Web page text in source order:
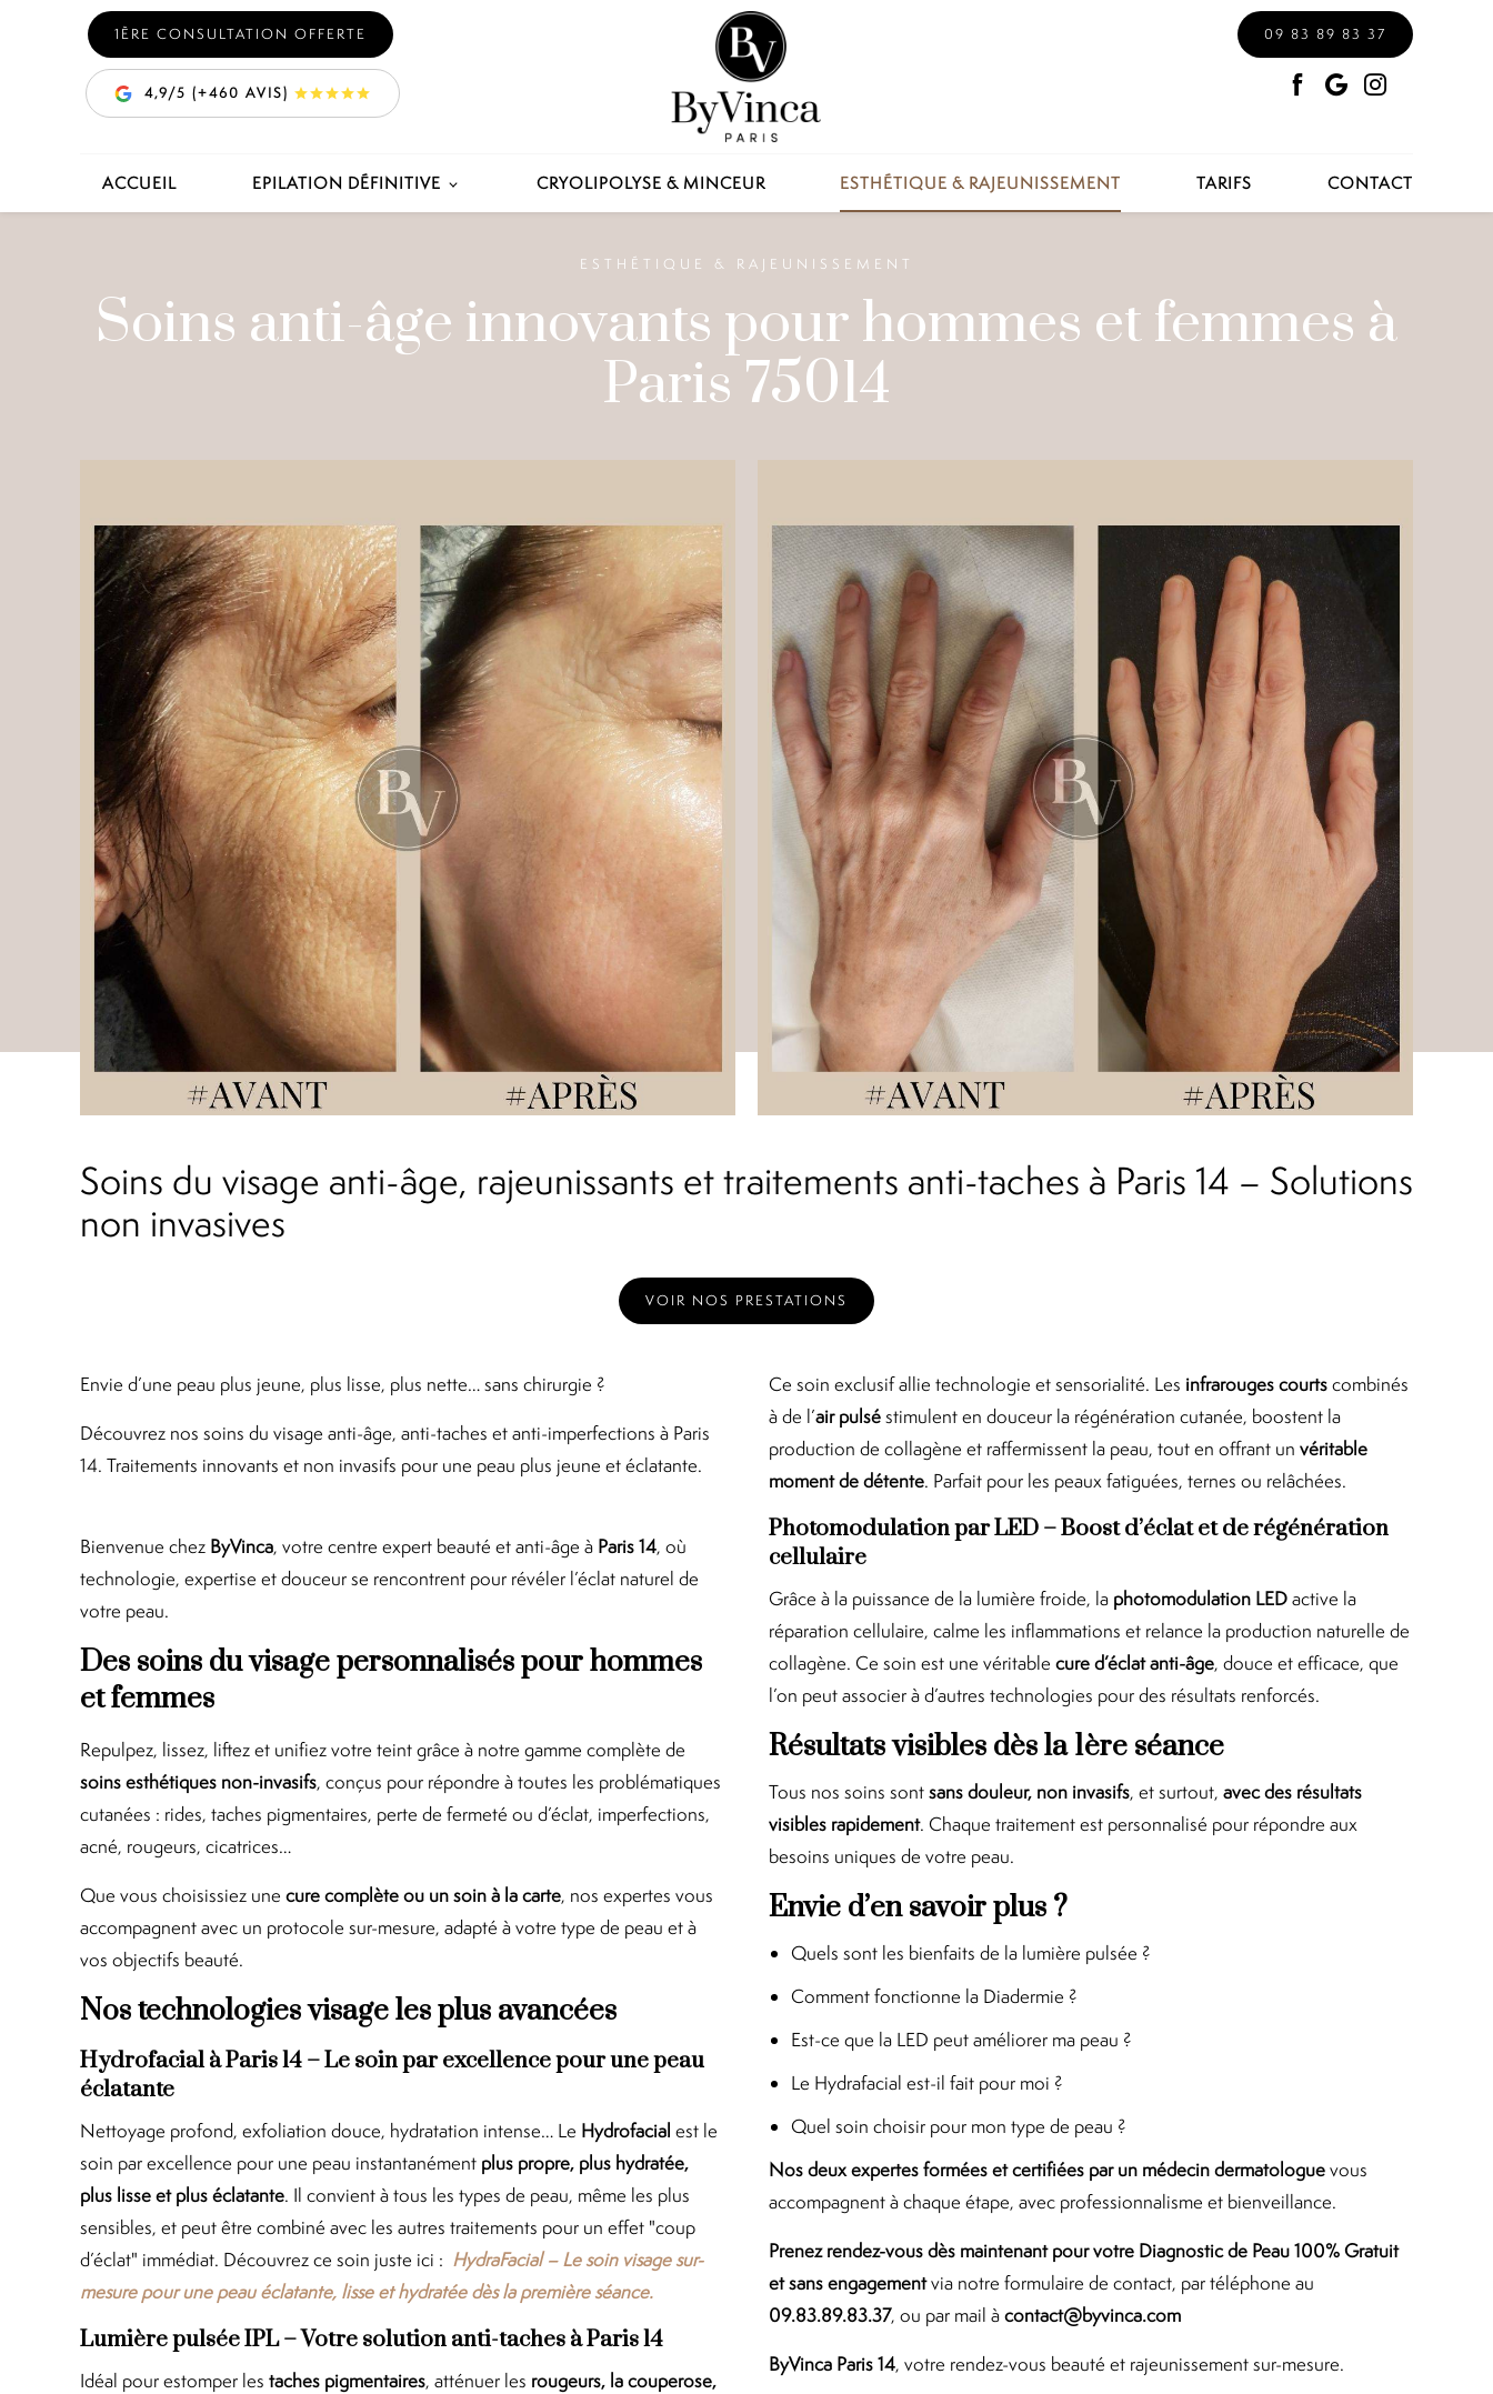
1ÈRE CONSULTATION OFFERTE
4,9/5 (+460 AVIS)
09 83 89 83 37
ACCUEIL EPILATION DÉFINITIVE CRYOLIPOLYSE & MINCEUR ESTHÉTIQUE & RAJEUNISSEMENT TARIFS CONTACT
ESTHÉTIQUE & RAJEUNISSEMENT
Soins anti-âge innovants pour hommes et femmes à
Paris 75014
Soins du visage anti-âge, rajeunissants et traitements anti-taches à Paris 14 – Solutions
non invasives
VOIR NOS PRESTATIONS
Envie d’une peau plus jeune, plus lisse, plus nette… sans chirurgie ?
Découvrez nos soins du visage anti-âge, anti-taches et anti-imperfections à Paris
14. Traitements innovants et non invasifs pour une peau plus jeune et éclatante.
Bienvenue chez ByVinca, votre centre expert beauté et anti-âge à Paris 14, où
technologie, expertise et douceur se rencontrent pour révéler l’éclat naturel de
votre peau.
Des soins du visage personnalisés pour hommes
et femmes
Repulpez, lissez, liftez et unifiez votre teint grâce à notre gamme complète de
soins esthétiques non-invasifs, conçus pour répondre à toutes les problématiques
cutanées : rides, taches pigmentaires, perte de fermeté ou d’éclat, imperfections,
acné, rougeurs, cicatrices…
Que vous choisissiez une cure complète ou un soin à la carte, nos expertes vous
accompagnent avec un protocole sur-mesure, adapté à votre type de peau et à
vos objectifs beauté.
Nos technologies visage les plus avancées
Hydrofacial à Paris 14 – Le soin par excellence pour une peau
éclatante
Nettoyage profond, exfoliation douce, hydratation intense… Le Hydrofacial est le
soin par excellence pour une peau instantanément plus propre, plus hydratée,
plus lisse et plus éclatante. Il convient à tous les types de peau, même les plus
sensibles, et peut être combiné avec les autres traitements pour un effet "coup
d’éclat" immédiat. Découvrez ce soin juste ici : HydraFacial – Le soin visage sur-
mesure pour une peau éclatante, lisse et hydratée dès la première séance.
Lumière pulsée IPL – Votre solution anti-taches à Paris 14
Idéal pour estomper les taches pigmentaires, atténuer les rougeurs, la couperose,
Ce soin exclusif allie technologie et sensorialité. Les infrarouges courtscombinés
à de l’air pulséstimulent en douceur la régénération cutanée, boostent la
production de collagène et raffermissent la peau, tout en offrant un véritable
moment de détente. Parfait pour les peaux fatiguées, ternes ou relâchées.
Photomodulation par LED – Boost d’éclat et de régénération
cellulaire
Grâce à la puissance de la lumière froide, la photomodulation LEDactive la
réparation cellulaire, calme les inflammations et relance la production naturelle de
collagène. Ce soin est une véritable cure d’éclat anti-âge, douce et efficace, que
l’on peut associer à d’autres technologies pour des résultats renforcés.
Résultats visibles dès la 1ère séance
Tous nos soins sontsans douleur, non invasifs, et surtout, avec des résultats
visibles rapidement. Chaque traitement est personnalisé pour répondre aux
besoins uniques de votre peau.
Envie d’en savoir plus ?
Quels sont les bienfaits de la lumière pulsée ?
Comment fonctionne la Diadermie ?
Est-ce que la LED peut améliorer ma peau ?
Le Hydrafacial est-il fait pour moi ?
Quel soin choisir pour mon type de peau ?
Nos deux expertes formées et certifiées par un médecin dermatologuevous
accompagnent à chaque étape, avec professionnalisme et bienveillance.
Prenez rendez-vous dès maintenant pour votre Diagnostic de Peau 100% Gratuit
et sans engagementvia notre formulaire de contact, par téléphone au
09.83.89.83.37, ou par mail àcontact@byvinca.com
ByVinca Paris 14, votre rendez-vous beauté et rajeunissement sur-mesure.
Panneau de gestion des cookies